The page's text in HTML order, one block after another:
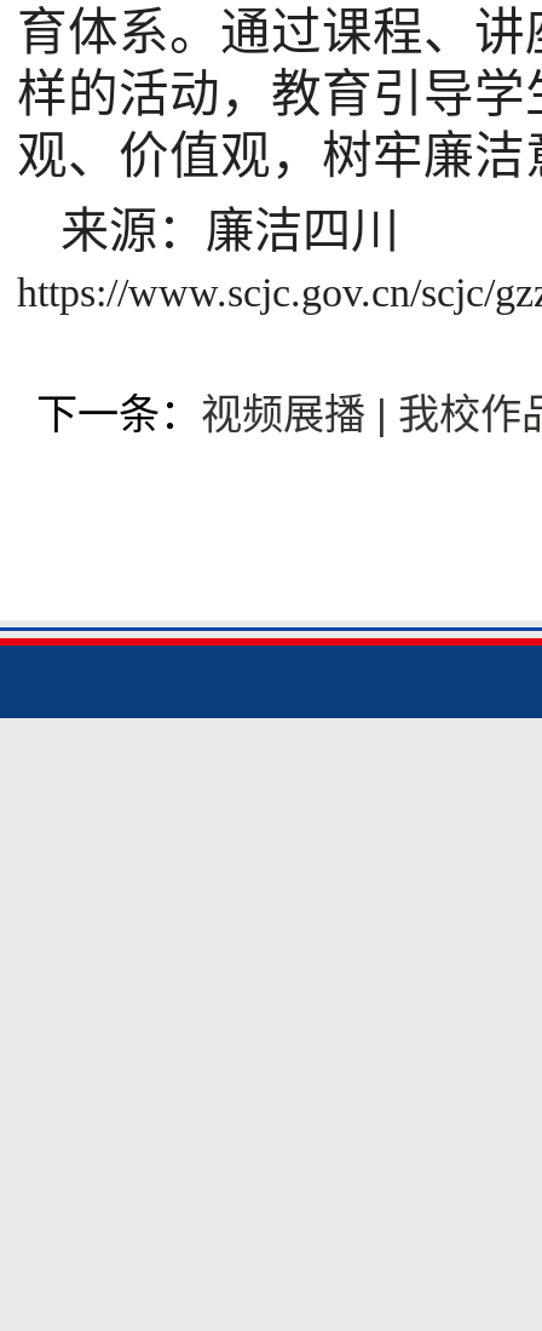
育体系。通过课程、
样的活动，教育引导
观、价值观，树牢廉洁
来源：廉洁四川
https://www.scjc.gov.cn/scjc/
下一条： 视频展播 | 我校作